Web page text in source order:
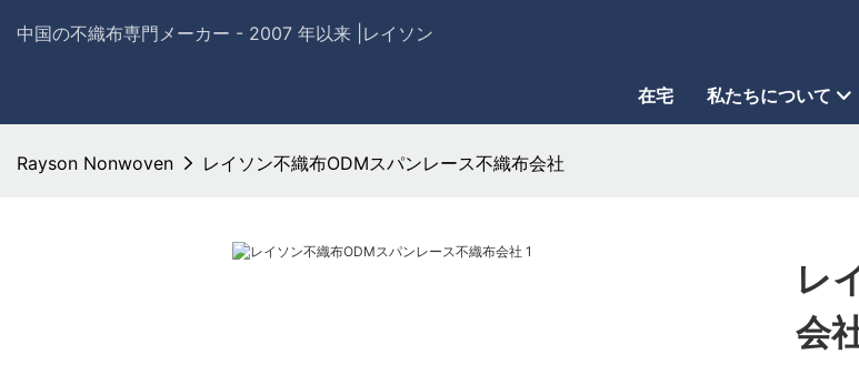
中国の不織布専門メーカー - 2007 年以来 |レイソン
在宅 私たちについて
Rayson Nonwoven レイソン不織布ODMスパンレース不織布会社
レ
会